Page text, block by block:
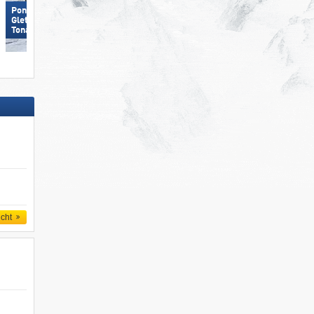
Ponte di Legno/​Tonale/​Presena
Gletscher/​Temù (Pontedilegno-
Tonale)
Obereggen